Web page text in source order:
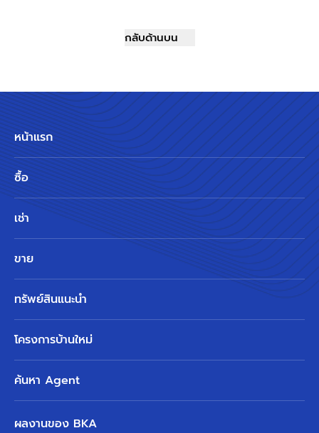
กลับด้านบน
หน้าแรก
ซื้อ
เช่า
ขาย
ทรัพย์สินแนะนำ
โครงการบ้านใหม่
ค้นหา Agent
ผลงานของ BKA